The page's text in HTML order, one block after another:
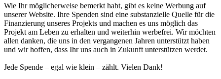
Wie Ihr möglicherweise bemerkt habt, gibt es keine Werbung auf
unserer Website. Ihre Spenden sind eine substanzielle Quelle für die
Finanzierung unseres Projekts und machen es uns möglich das
Projekt am Leben zu erhalten und weiterhin werbefrei. Wir möchten
allen danken, die uns in den vergangenen Jahren unterstützt haben
und wir hoffen, dass Ihr uns auch in Zukunft unterstützen werdet.
Jede Spende – egal wie klein – zählt. Vielen Dank!